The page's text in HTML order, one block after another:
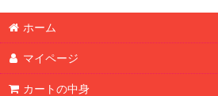
ホーム
マイページ
カートの中身